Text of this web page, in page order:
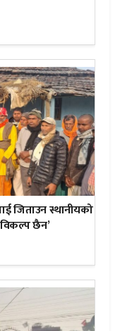
जिताउन स्थानीयको
विकल्प छैन’